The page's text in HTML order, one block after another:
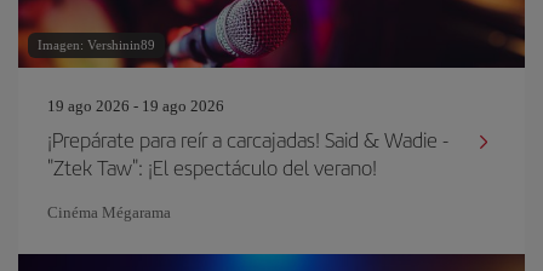
Imagen: Vershinin89
19 ago 2026 - 19 ago 2026
¡Prepárate para reír a carcajadas! Said & Wadie -
"Ztek Taw": ¡El espectáculo del verano!
Cinéma Mégarama